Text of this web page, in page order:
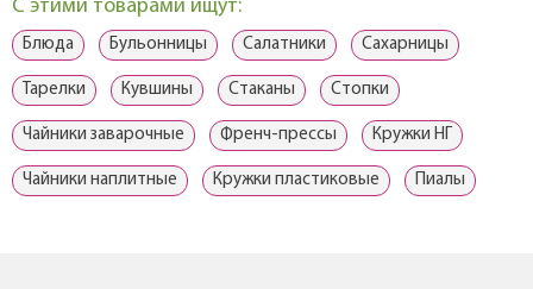
С этими товарами ищут:
Блюда Бульонницы Салатники Сахарницы
Тарелки Кувшины Стаканы Стопки
Чайники заварочные Френч-прессы Кружки НГ
Чайники наплитные Кружки пластиковые Пиалы